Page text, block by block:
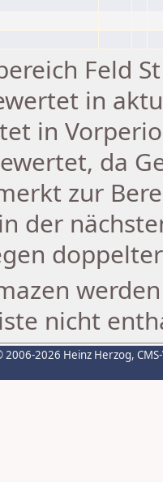
Feld
in
in
da
zur
der
nicht
2006-2026 Heinz Herzog,